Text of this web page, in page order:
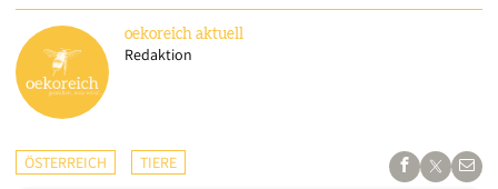
oekoreich aktuell
Redaktion
ÖSTERREICH TIERE